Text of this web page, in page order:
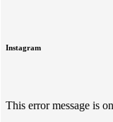
Instagram
This error message is